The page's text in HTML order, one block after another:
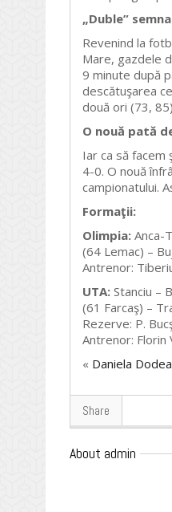
„Duble”
Revenind la
Mare, gazdele
9 minute după
descătuşarea
două ori (73,
O nouă pată
Iar ca să facem
4-0. O nouă
campionatului.
Formaţii:
Olimpia: Anca-
(64 Lemac) –
Antrenor:
UTA: Stanciu –
(61 Farcaş) –
Rezerve: P.
Antrenor: Florin
« Daniela
Share
About admin